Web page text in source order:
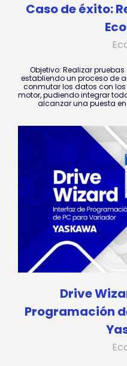
Caso de éxito:
Objetivo: Realizar
establiendo un proceso de
conmutar los datos con
motor, pudiendo integrar
alcanzar una puesta
Drive
Programación